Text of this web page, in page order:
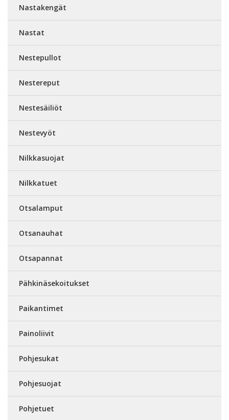
Nastakengät
Nastat
Nestepullot
Nestereput
Nestesäiliöt
Nestevyöt
Nilkkasuojat
Nilkkatuet
Otsalamput
Otsanauhat
Otsapannat
Pähkinäsekoitukset
Paikantimet
Painoliivit
Pohjesukat
Pohjesuojat
Pohjetuet